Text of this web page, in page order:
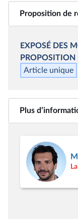
Proposition de
EXPOSÉ DES
PROPOSITION
Article unique
Plus